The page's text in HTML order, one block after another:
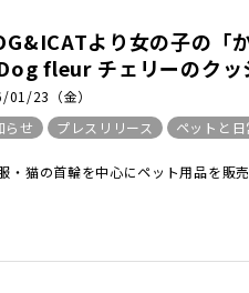
より女の子の「
fleur チェリーのク
01/23（金）
らせ
プレスリリース ペットと日
・猫の首輪を中心にペット用品を販